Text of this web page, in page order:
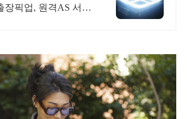
장픽업, 원격AS 서